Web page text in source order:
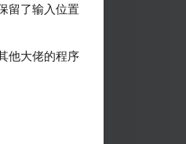
留了输入位置
他大佬的程序